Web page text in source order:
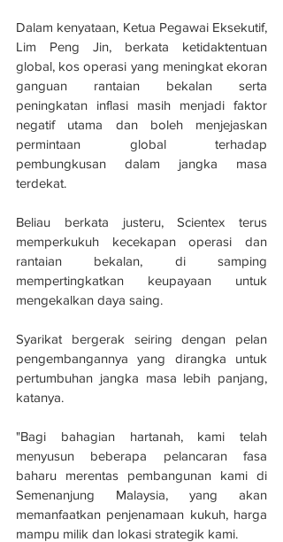
Dalam kenyataan, Ketua Pegawai Eksekutif,
Lim Peng Jin, berkata ketidaktentuan
global, kos operasi yang meningkat ekoran
ganguan rantaian bekalan serta
peningkatan inflasi masih menjadi faktor
negatif utama dan boleh menjejaskan
permintaan global terhadap
pembungkusan dalam jangka masa
terdekat.
Beliau berkata justeru, Scientex terus
memperkukuh kecekapan operasi dan
rantaian bekalan, di samping
mempertingkatkan keupayaan untuk
mengekalkan daya saing.
Syarikat bergerak seiring dengan pelan
pengembangannya yang dirangka untuk
pertumbuhan jangka masa lebih panjang,
katanya.
"Bagi bahagian hartanah, kami telah
menyusun beberapa pelancaran fasa
baharu merentas pembangunan kami di
Semenanjung Malaysia, yang akan
memanfaatkan penjenamaan kukuh, harga
mampu milik dan lokasi strategik kami.